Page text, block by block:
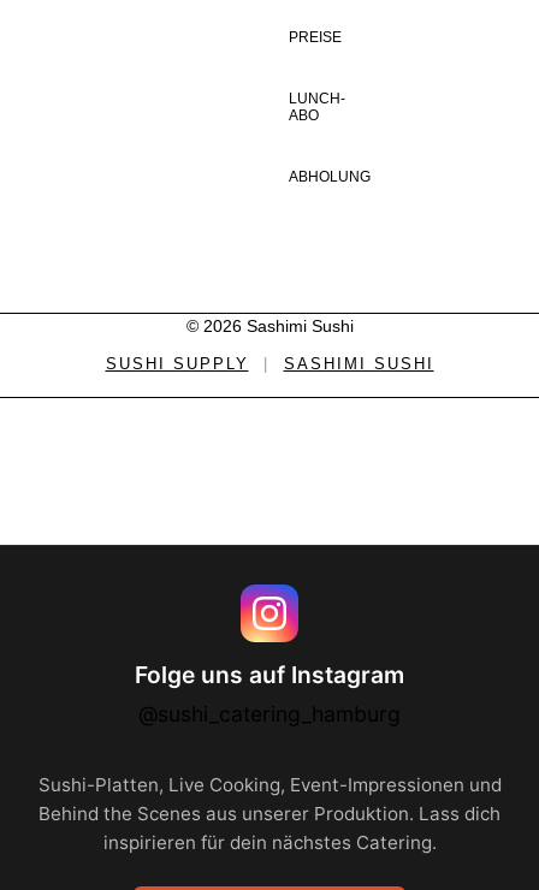
PREISE
LUNCH-
ABO
ABHOLUNG
© 2026 Sashimi Sushi
SUSHI SUPPLY SASHIMI SUSHI
Folge uns auf Instagram
@sushi_catering_hamburg
Sushi-Platten, Live Cooking, Event-Impressionen und
Behind the Scenes aus unserer Produktion. Lass dich
inspirieren für dein nächstes Catering.